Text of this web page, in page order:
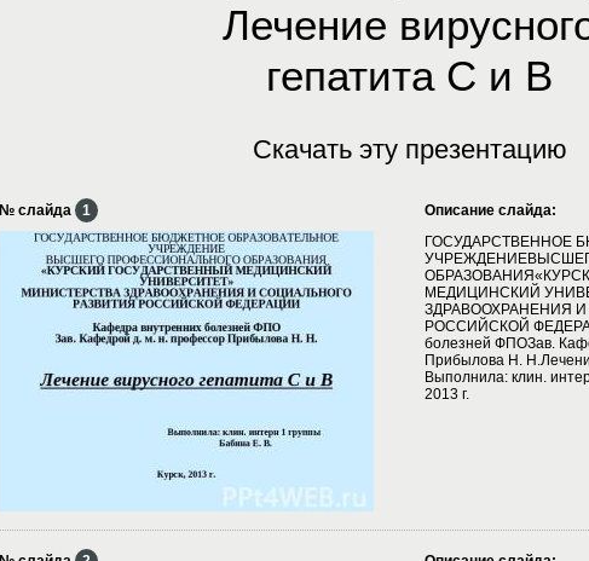
Лечение
гепатита С и В
Скачать эту презентацию
№ слайда 1
Описание слайда:
ГОСУДАРСТВЕННОЕ
МЕДИЦИНСКИЙ
ЗДРАВООХРАНЕНИЯ
РОССИЙСКОЙ
болезней ФПОЗав.
Прибылова Н.
Выполнила: клин.
2013 г.